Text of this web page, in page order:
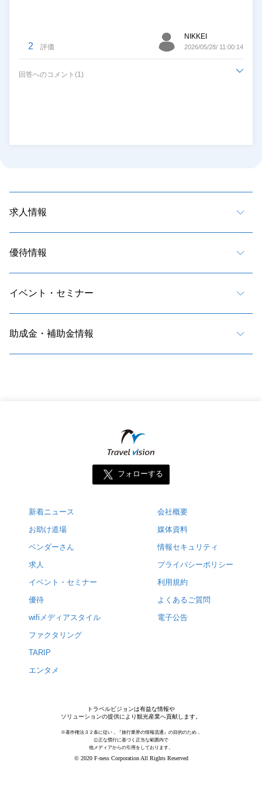
2 評価
NIKKEI
2026/05/28/ 11:00:14
回答へのコメント(1)
求人情報
優待情報
イベント・セミナー
助成金・補助金情報
フォローする
新着ニュース
お助け道場
ベンダーさん
求人
イベント・セミナー
優待
wifiメディアスタイル
ファクタリング
TARIP
エンタメ
会社概要
媒体資料
情報セキュリティ
プライバシーポリシー
利用規約
よくあるご質問
電子公告
トラベルビジョンは有益な情報や
ソリューションの提供により観光産業へ貢献します。
※著作権法３２条に従い，『旅行業界の情報流通』の目的のため，
公正な慣行に基づく正当な範囲内で
他メディアからの引用をしております。
© 2020 F-ness Corporation All Rights Reserved